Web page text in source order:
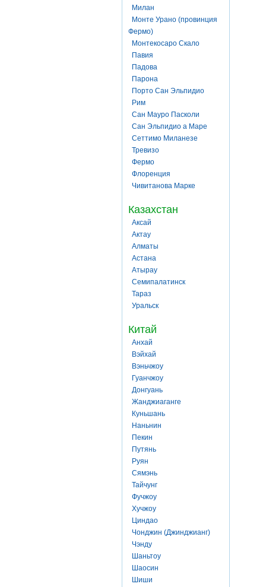
Милан
Монте Урано (провинция
Фермо)
Монтекосаро Скало
Павия
Падова
Парона
Порто Сан Эльпидио
Рим
Сан Мауро Пасколи
Сан Эльпидио а Маре
Сеттимо Миланезе
Тревизо
Фермо
Флоренция
Чивитанова Марке
Казахстан
Аксай
Актау
Алматы
Астана
Атырау
Семипалатинск
Тараз
Уральск
Китай
Анхай
Вэйхай
Вэньчжоу
Гуанчжоу
Донгуань
Жанджиаганге
Куньшань
Наньнин
Пекин
Путянь
Руян
Сямэнь
Тайчунг
Фучжоу
Хучжоу
Циндао
Чонджин (Джинджианг)
Чэнду
Шаньтоу
Шаосин
Шиши